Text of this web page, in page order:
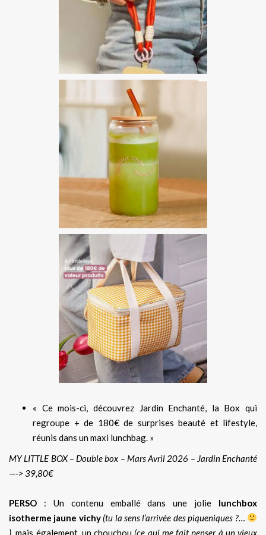
« Ce mois-ci, découvrez Jardin Enchanté, la Box qui
regroupe + de 180€ de surprises beauté et lifestyle,
réunis dans un maxi lunchbag. »
MY LITTLE BOX – Double box – Mars Avril 2026 – Jardin Enchanté
—-> 39,80€
PERSO : Un contenu emballé dans une jolie lunchbox
isotherme jaune vichy (tu la sens l’arrivée des piqueniques ?…
), mais également, un chouchou (ce qui me fait penser à un vieux